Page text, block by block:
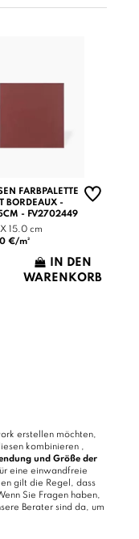
FARBPALETTE
BORDEAUX -
- FV2702449
15.0 cm
€/m²
IN DEN
WARENKORB
erstellen möchten,
kombinieren ,
und Größe der
eine einwandfreie
gilt die Regel, dass
Sie Fragen haben,
Berater sind da, um